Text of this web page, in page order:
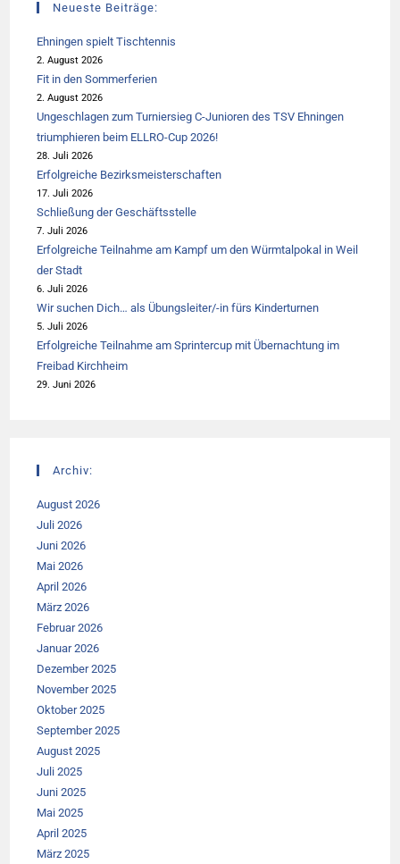
Neueste Beiträge:
Ehningen spielt Tischtennis
2. August 2026
Fit in den Sommerferien
2. August 2026
Ungeschlagen zum Turniersieg C-Junioren des TSV Ehningen
triumphieren beim ELLRO-Cup 2026!
28. Juli 2026
Erfolgreiche Bezirksmeisterschaften
17. Juli 2026
Schließung der Geschäftsstelle
7. Juli 2026
Erfolgreiche Teilnahme am Kampf um den Würmtalpokal in Weil
der Stadt
6. Juli 2026
Wir suchen Dich… als Übungsleiter/-in fürs Kinderturnen
5. Juli 2026
Erfolgreiche Teilnahme am Sprintercup mit Übernachtung im
Freibad Kirchheim
29. Juni 2026
Archiv:
August 2026
Juli 2026
Juni 2026
Mai 2026
April 2026
März 2026
Februar 2026
Januar 2026
Dezember 2025
November 2025
Oktober 2025
September 2025
August 2025
Juli 2025
Juni 2025
Mai 2025
April 2025
März 2025